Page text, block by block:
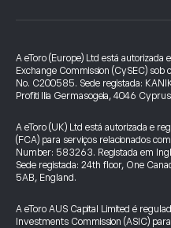
A eToro (Europe) Ltd está
Exchange Commission (CySEC)
No. C200585. Sede registada:
Profiti Ilia Germasogeia, 4046 Cyprus
A eToro (UK) Ltd está autorizada e
(FCA) para serviços relacionados
Number: 583263. Registada em
Sede registada: 24th floor, One
5AB, England.
A eToro AUS Capital Limited é
Investments Commission (ASIC)